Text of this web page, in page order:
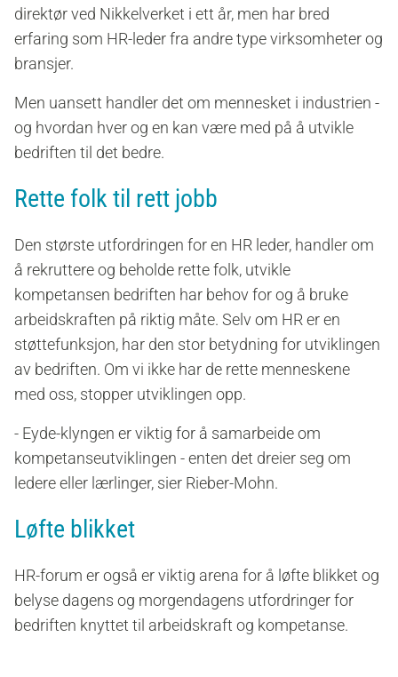
direktørved Nikkelverket i ett år, men har bred
erfaring som HR-leder fra andre type virksomheter og
bransjer.
Men uansett handler det om mennesket i industrien -
og hvordan hver og en kan være med på å utvikle
bedriften til det bedre.
Rette folk til rett jobb
Den største utfordringen for en HR leder, handler om
å rekruttereog beholde rette folk, utvikle
kompetansen bedriften har behov forog å bruke
arbeidskraften på riktig måte. Selv om HR er en
støttefunksjon, har den stor betydning for utviklingen
av bedriften. Om vi ikke har de rette menneskene
med oss, stopper utviklingen opp.
- Eyde-klyngen er viktig for å samarbeide om
kompetanseutviklingen -enten det dreier seg om
ledere eller lærlinger, sier Rieber-Mohn.
Løfte blikket
HR-forum er også er viktig arena for å løfte blikket og
belyse dagens og morgendagens utfordringer for
bedriften knyttet til arbeidskraft og kompetanse.